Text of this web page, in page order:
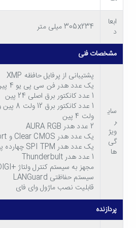
برخورداری از کارت شبکه
با کیفیت!
به برخورداری از کارت شبکه قدرتمند
مادربرد عملکردی پایدار و ایمن در
نشان می دهد و امکان انجام بازی های
اختیار شما قرار خواهد داد. کارت صدا نیز
شده در این مدل از مادربرد بوده که به
ابعا
د
305x234 میلی متر
مشخصات فنی
سای
ر
ویژ
گی
ها
پشتیبانی از پرفایل حافظه XMP
یک عدد هدر فن سی پی یو 4 پین
1 عدد کانکتور برق اصلی 24 پین
ولت 4 پین
2 عدد هدر AURA RGB
یک عدد هدر Clear CMOS و COM Port
یک عدد هدر SPI TPM چهارده پین
1 عدد هدر Thunderbult
مجهز به سیستم کنترل ولتاژ +DIGI
سیستم حفاظتی LANGuard
قابلیت نصب ماژول وای فای
پردازنده